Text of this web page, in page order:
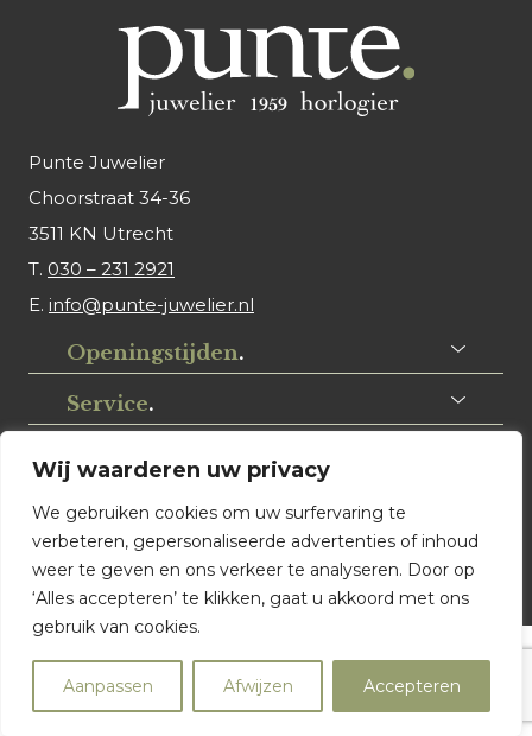
Wij waarderen uw privacy
We gebruiken cookies om uw surfervaring te
verbeteren, gepersonaliseerde advertenties of inhoud
weer te geven en ons verkeer te analyseren. Door op
‘Alles accepteren’ te klikken, gaat u akkoord met ons
gebruik van cookies.
Aanpassen Afwijzen Accepteren
Punte Juwelier
Choorstraat 34-36
3511 KN Utrecht
T. 030 – 231 2921
E. info@punte-juwelier.nl
Openingstijden.
Service.
Volg ons
© Punte Juwelier Utrecht. Website ontwerp & realisatie:
Watch this Agency BV Almere